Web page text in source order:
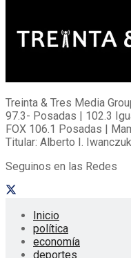
Treinta & Tres Media
97.3- Posadas | 102.3
FOX 106.1 Posadas |
Titular: Alberto I.
Seguinos en las Redes
Inicio
política
economía
deportes